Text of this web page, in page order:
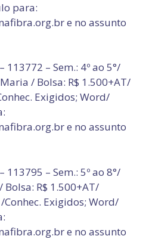
para:
e no assunto
113772 – Sem.: 4º ao 5°/
/ Bolsa: R$ 1.500+AT/
Exigidos; Word/
e no assunto
113795 – Sem.: 5º ao 8°/
Bolsa: R$ 1.500+AT/
Exigidos; Word/
e no assunto